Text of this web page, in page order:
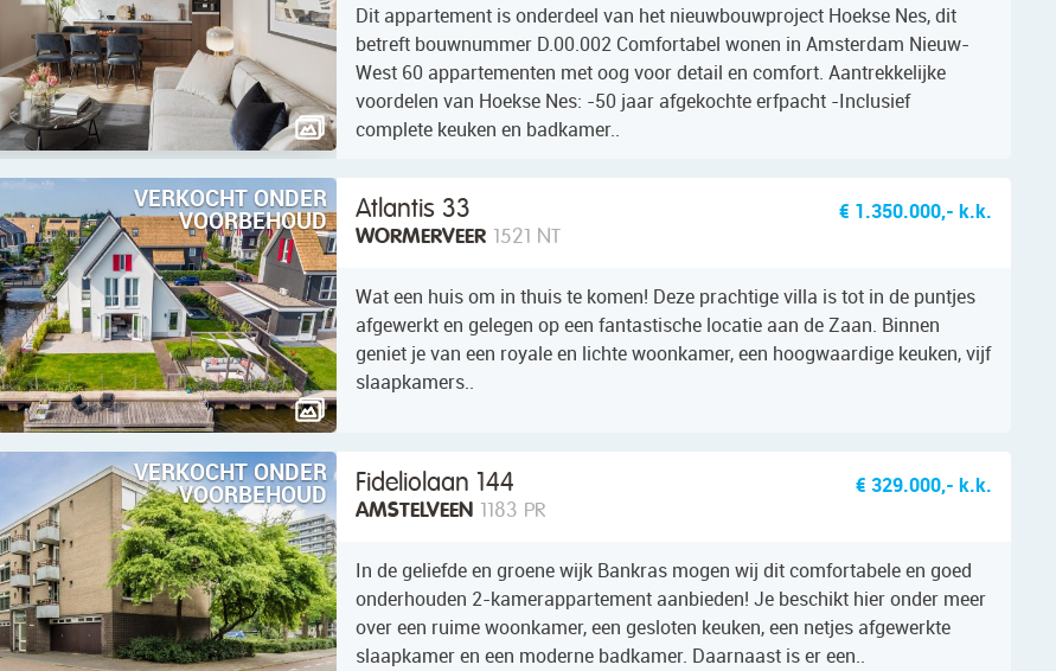
Dit appartement is onderdeel van het nieuwbouwproject Hoekse Nes, dit
betreft bouwnummer D.00.002 Comfortabel wonen in Amsterdam Nieuw-
West 60 appartementen met oog voor detail en comfort. Aantrekkelijke
voordelen van Hoekse Nes: -50 jaar afgekochte erfpacht -Inclusief
complete keuken en badkamer..
VERKOCHT ONDER
VOORBEHOUD Atlantis 33
WORMERVEER 1521 NT
€ 1.350.000,- k.k.
Wat een huis om in thuis te komen! Deze prachtige villa is tot in de puntjes
afgewerkt en gelegen op een fantastische locatie aan de Zaan. Binnen
geniet je van een royale en lichte woonkamer, een hoogwaardige keuken, vijf
slaapkamers..
VERKOCHT ONDER
VOORBEHOUD Fideliolaan 144
AMSTELVEEN 1183 PR
€ 329.000,- k.k.
In de geliefde en groene wijk Bankras mogen wij dit comfortabele en goed
onderhouden 2-kamerappartement aanbieden! Je beschikt hier onder meer
over een ruime woonkamer, een gesloten keuken, een netjes afgewerkte
slaapkamer en een moderne badkamer. Daarnaast is er een..